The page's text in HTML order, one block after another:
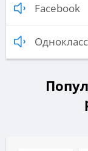
Facebook